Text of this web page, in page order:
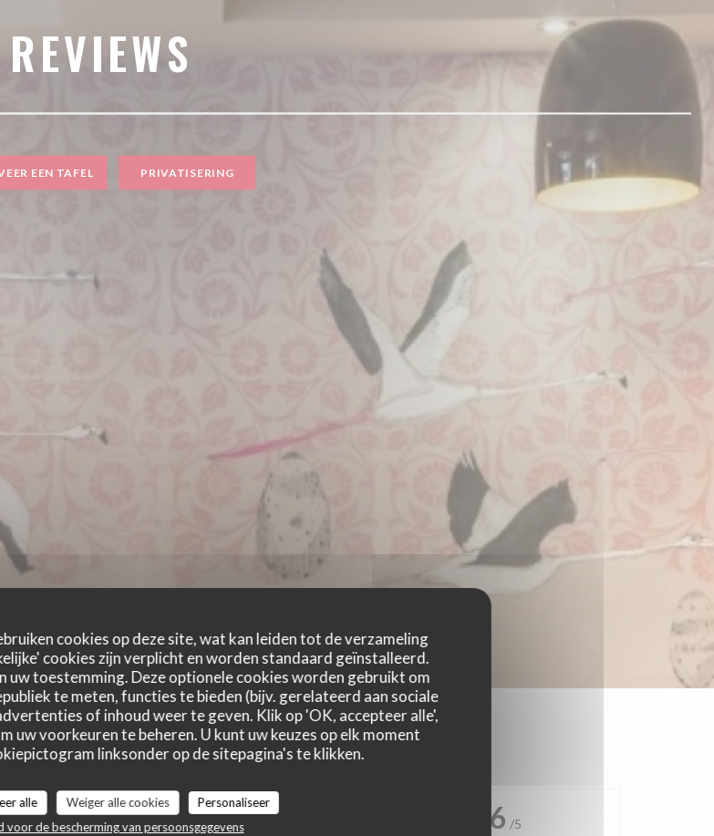
cookies op deze site, wat kan leiden tot de verzameling
cookies zijn verplicht en worden standaard geïnstalleerd.
uw toestemming. Deze optionele cookies worden gebruikt om
te meten, functies te bieden (bijv. gerelateerd aan sociale
of inhoud weer te geven. Klik op 'OK, accepteer alle',
uw voorkeuren te beheren. U kunt uw keuzes op elk moment
linksonder op de sitepagina's te klikken.
alle Weiger alle cookies
Personaliseer
voor de bescherming van persoonsgegevens
REVIEWS
EEN TAFEL PRIVATISERING
4.6 /5